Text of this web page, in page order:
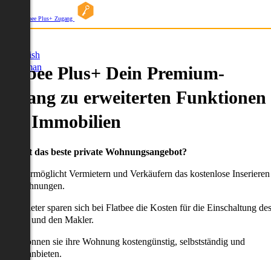
Flatbee Plus+ Zugang
English
German
Plus+ Dein Premium-
zu erweiterten Funktionen
Immobilien
willst das beste private Wohnungsangebot?
ermöglicht Vermietern und Verkäufern das kostenlose Inserieren
Wohnungen.
Anbieter sparen sich bei Flatbee die Kosten für die Einschaltung des
und den Makler.
können sie ihre Wohnung kostengünstig, selbstständig und
anbieten.